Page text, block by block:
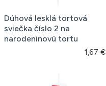
Dúhová lesklá tortová
sviečka číslo 2 na
narodeninovú tortu
1,67 €